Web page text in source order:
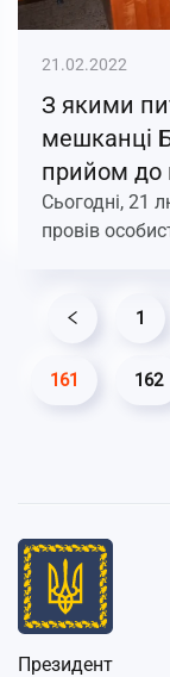
21.02.2022
З якими
мешканці
прийом до
Сьогодні, 21
провів
1
161 162
Президент